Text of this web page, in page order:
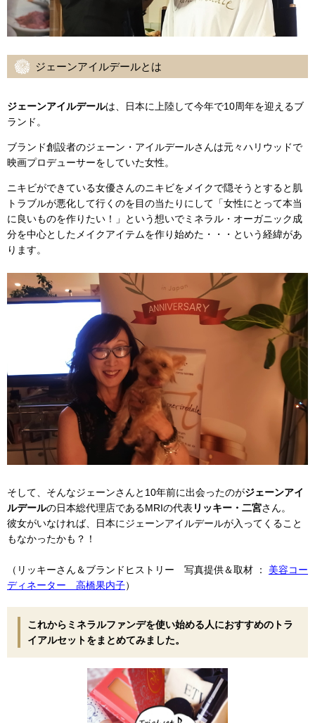
ジェーンアイルデールとは
ジェーンアイルデールは、日本に上陸して今年で10周年を迎えるブ
ランド。
ブランド創設者のジェーン・アイルデールさんは元々ハリウッドで
映画プロデューサーをしていた女性。
ニキビができている女優さんのニキビをメイクで隠そうとすると肌
トラブルが悪化して行くのを目の当たりにして「女性にとって本当
に良いものを作りたい！」という想いでミネラル・オーガニック成
分を中心としたメイクアイテムを作り始めた・・・という経緯があ
ります。
そして、そんなジェーンさんと10年前に出会ったのがジェーンアイ
ルデールの日本総代理店であるMRIの代表リッキー・二宮さん。
彼女がいなければ、日本にジェーンアイルデールが入ってくること
もなかったかも？！
（リッキーさん＆ブランドヒストリー 写真提供＆取材 ： 美容コー
ディネーター 高橋果内子）
これからミネラルファンデを使い始める人におすすめのトラ
イアルセットをまとめてみました。